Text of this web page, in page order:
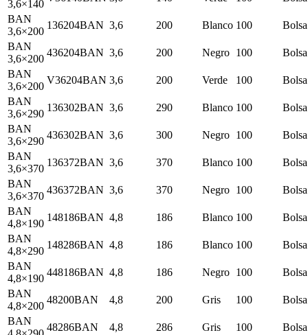
3,6×140
BAN
3,6×200
136204BAN 3,6 200 Blanco 100
Bolsa
BAN
3,6×200
436204BAN 3,6 200 Negro 100
Bolsa
BAN
3,6×200
V36204BAN 3,6 200 Verde 100
Bolsa
BAN
3,6×290
136302BAN 3,6 290 Blanco 100
Bolsa
BAN
3,6×290
436302BAN 3,6 300 Negro 100
Bolsa
BAN
3,6×370
136372BAN 3,6 370 Blanco 100
Bolsa
BAN
3,6×370
436372BAN 3,6 370 Negro 100
Bolsa
BAN
4,8×190
148186BAN 4,8 186 Blanco 100
Bolsa
BAN
4,8×290
148286BAN 4,8 186 Blanco 100
Bolsa
BAN
4,8×190
448186BAN 4,8 186 Negro 100
Bolsa
BAN
4,8×200
48200BAN 4,8 200 Gris 100
Bolsa
BAN
48286BAN 4,8 286 Gris 100
Bolsa